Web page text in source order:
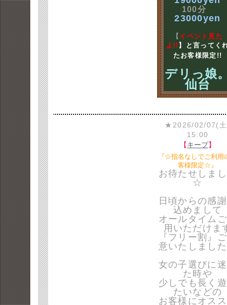
100分
23000yen
【 イベント見た
よ!! 】と言ってく
たお客様限定!!
デリっ娘
仙台
★2026/02/07(
15:00
【キープ】
『☆指名なしでご利用
客様限定☆』
お待たせしま
☆
日頃からの感
込めまして
オールタイム
用いただけま
『フリー割』
意いたしまし
女の子選びに
た時や
少しでも長く
たいなどの
お客様にオス